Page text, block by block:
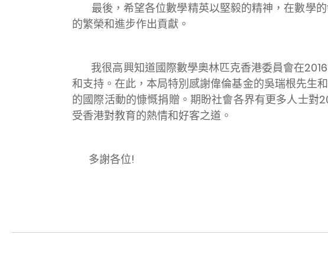
最後，希望各位數學精英以堅毅的精神，在數學的
的繁榮和進步作出貢獻。
我很高興知道國際數學奧林匹克香港委員會在
和支持。在此，本局特別感謝偉倫基金的吳瑞根先生
的國際活動的慷慨捐贈。期盼社會各界有更多人士
受香港對教育的熱情和好客之道。
多謝各位!